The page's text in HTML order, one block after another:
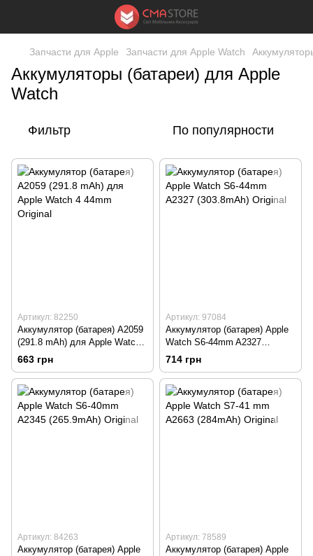
Запчасти для Apple Запчасти для Apple Watch
Аккумуляторы (батареи) для Apple
Watch
Фильтр По популярности
Артикул: 82250
Аккумулятор (батарея) A2059
(291.8 mAh) для Apple Watch 4
44mm Original
663 грн
Артикул: 97084
Аккумулятор (батарея) Apple
Watch S6-44mm A2327
(303.8mAh) Original
714 грн
Артикул: 84263
Аккумулятор (батарея) Apple
Артикул: 78589
Аккумулятор (батарея) Apple